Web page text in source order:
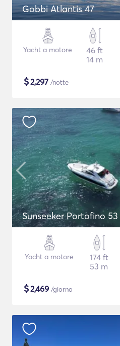
Gobbi Atlantis 47
Yacht a motore
46 ft
14 m
$2,297 /notte
Sunseeker Portofino 53
Yacht a motore
174 ft
53 m
$2,469 /giorno